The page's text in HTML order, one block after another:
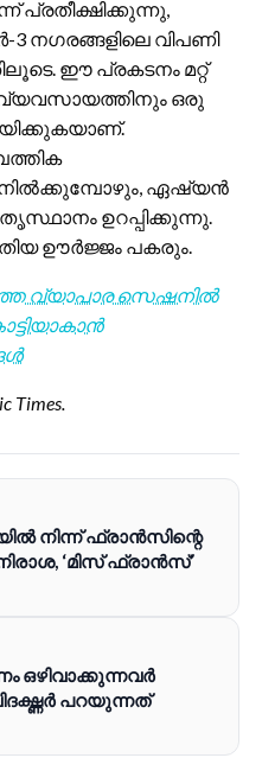
പ്രതീക്ഷിക്കുന്നു,
3 നഗരങ്ങളിലെ വിപണി
ഈ പ്രകടനം മറ്റ്
വ്യവസായത്തിനും ഒരു
ഏഷ്യൻ
ഉറപ്പിക്കുന്നു.
ഊർജ്ജം പകരും.
വ്യാപാര സെഷനിൽ
Times.
നിന്ന് ഫ്രാൻസിന്റെ
‘മിസ് ഫ്രാൻസ്’
ഒഴിവാക്കുന്നവർ
പറയുന്നത്